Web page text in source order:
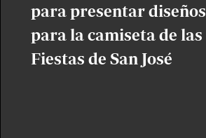
para presentar diseños
para la camiseta de las
Fiestas de San José